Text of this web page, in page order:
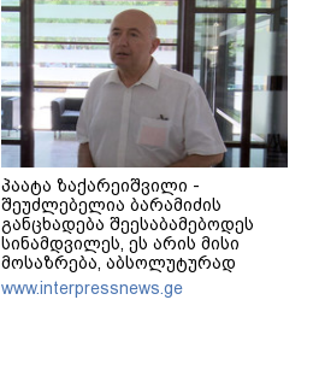
პაატა ზაქარეიშვილი -
შეუძლებელია ბარამიძის
განცხადება შეესაბამებოდეს
სინამდვილეს, ეს არის მისი
მოსაზრება, აბსოლუტურად
ამოვარდნილი რეალობიდან -
არ მიმაჩნია, რომ ამის გამო მის
www.interpressnews.ge